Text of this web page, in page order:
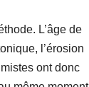
L’âge de
l’érosion
ont donc